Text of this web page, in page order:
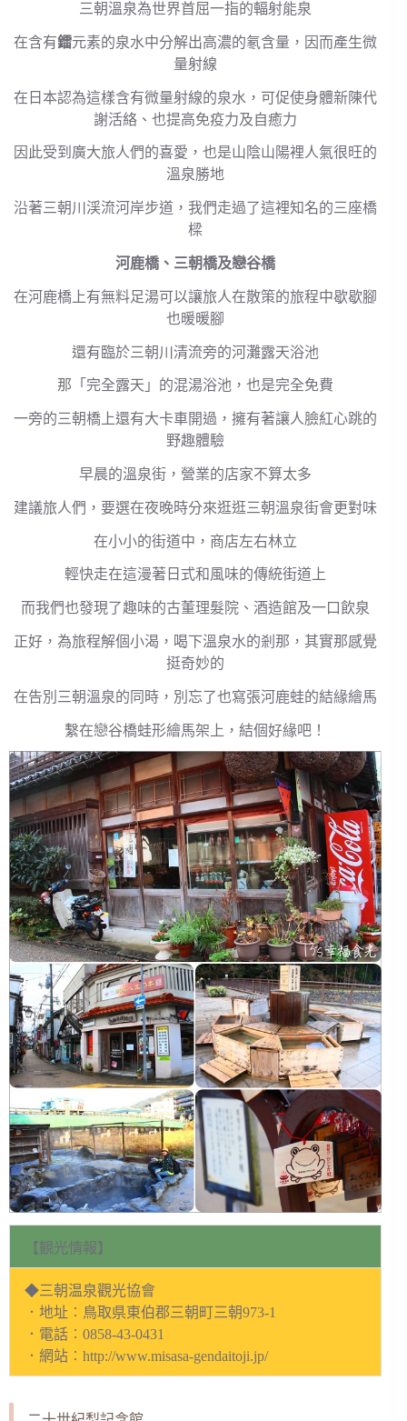
三朝溫泉為世界首屈一指的輻射能泉
在含有鐳元素的泉水中分解出高濃的氡含量，因而產生微
量射線
在日本認為這樣含有微量射線的泉水，可促使身體新陳代
謝活絡、也提高免疫力及自癒力
因此受到廣大旅人們的喜愛，也是山陰山陽裡人氣很旺的
溫泉勝地
沿著三朝川渓流河岸步道，我們走過了這裡知名的三座橋
樑
河鹿橋、三朝橋及戀谷橋
在河鹿橋上有無料足湯可以讓旅人在散策的旅程中歇歇腳
也暖暖腳
還有臨於三朝川清流旁的河灘露天浴池
那「完全露天」的混湯浴池，也是完全免費
一旁的三朝橋上還有大卡車開過，擁有著讓人臉紅心跳的
野趣體驗
早晨的溫泉街，營業的店家不算太多
建議旅人們，要選在夜晚時分來逛逛三朝溫泉街會更對味
在小小的街道中，商店左右林立
輕快走在這漫著日式和風味的傳統街道上
而我們也發現了趣味的古董理髮院、酒造館及一口飲泉
正好，為旅程解個小渴，喝下溫泉水的剎那，其實那感覺
挺奇妙的
在告別三朝溫泉的同時，別忘了也寫張河鹿蛙的結緣繪馬
繫在戀谷橋蛙形繪馬架上，結個好緣吧！
【観光情報】
◆三朝温泉觀光協會
．地址︰鳥取県東伯郡三朝町三朝973-1
．電話︰0858-43-0431
．網站︰http://www.misasa-gendaitoji.jp/